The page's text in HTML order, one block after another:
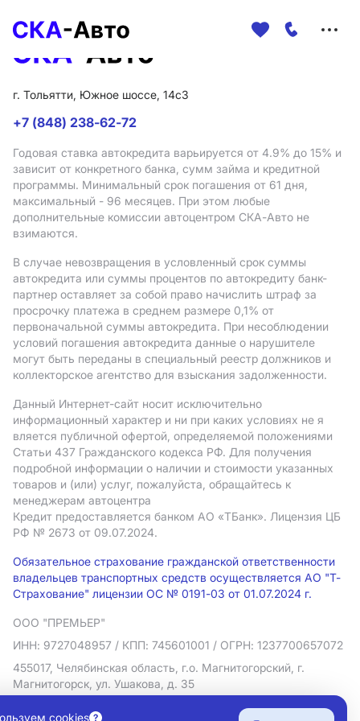
г. Тольятти, Южное шоссе, 14с3
+7 (848) 238-62-72
Годовая ставка автокредита варьируется от 4.9% до 15% и
зависит от конкретного банка, сумм займа и кредитной
программы. Минимальный срок погашения от 61 дня,
максимальный - 96 месяцев. При этом любые
дополнительные комиссии автоцентром СКА-Авто не
взимаются.
В случае невозвращения в условленный срок суммы
автокредита или суммы процентов по автокредиту банк-
партнер оставляет за собой право начислить штраф за
просрочку платежа в среднем размере 0,1% от
первоначальной суммы автокредита. При несоблюдении
условий погашения автокредита данные о нарушителе
могут быть переданы в специальный реестр должников и
коллекторское агентство для взыскания задолженности.
Данный Интернет-сайт носит исключительно
информационный характер и ни при каких условиях не я
вляется публичной офертой, определяемой положениями
Статьи 437 Гражданского кодекса РФ. Для получения
подробной информации о наличии и стоимости указанных
товаров и (или) услуг, пожалуйста, обращайтесь к
менеджерам автоцентра
Кредит предоставляется банком АO «ТБанк». Лицензия ЦБ
РФ № 2673 от 09.07.2024.
Обязательное страхование гражданской ответственности
владельцев транспортных средств осуществляется АО "Т-
Страхование" лицензии ОС № 0191-03 от 01.07.2024 г.
ООО "ПРЕМЬЕР"
ИНН: 9727048957 / КПП: 745601001 / ОГРН: 1237700657072
455017, Челябинская область, г.о. Магнитогорский, г.
Магнитогорск, ул. Ушакова, д. 35
Политика в отношении обработки персональных данных
cookies